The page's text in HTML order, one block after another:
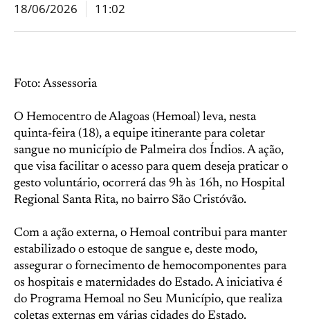
18/06/2026
11:02
Foto: Assessoria
O Hemocentro de Alagoas (Hemoal) leva, nesta
quinta-feira (18), a equipe itinerante para coletar
sangue no município de Palmeira dos Índios. A ação,
que visa facilitar o acesso para quem deseja praticar o
gesto voluntário, ocorrerá das 9h às 16h, no Hospital
Regional Santa Rita, no bairro São Cristóvão.
Com a ação externa, o Hemoal contribui para manter
estabilizado o estoque de sangue e, deste modo,
assegurar o fornecimento de hemocomponentes para
os hospitais e maternidades do Estado. A iniciativa é
do Programa Hemoal no Seu Município, que realiza
coletas externas em várias cidades do Estado.